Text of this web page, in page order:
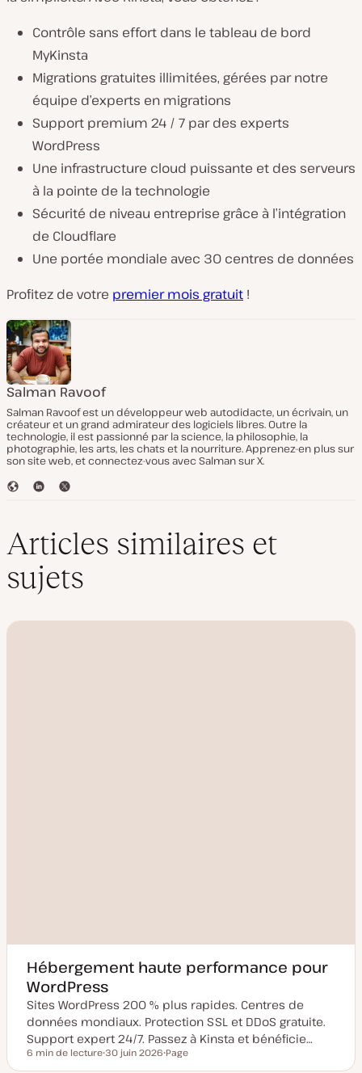
Contrôle sans effort dans le tableau de bord
MyKinsta
Migrations gratuites illimitées, gérées par notre
équipe d’experts en migrations
Support premium 24 / 7 par des experts
WordPress
Une infrastructure cloud puissante et des serveurs
à la pointe de la technologie
Sécurité de niveau entreprise grâce à l’intégration
de Cloudflare
Une portée mondiale avec 30 centres de données
Profitez de votre premier mois gratuit !
Salman Ravoof
Salman Ravoof est un développeur web autodidacte, un écrivain, un
créateur et un grand admirateur des logiciels libres. Outre la
technologie, il est passionné par la science, la philosophie, la
photographie, les arts, les chats et la nourriture. Apprenez-en plus sur
son site web, et connectez-vous avec Salman sur X.
S
W
b
L
e
d
I
n
T
t
r
Articles similaires et
sujets
Hébergement haute performance pour
WordPress
Sites WordPress 200 % plus rapides. Centres de
données mondiaux. Protection SSL et DDoS gratuite.
Support expert 24/7. Passez à Kinsta et bénéficie…
Temps de lecture
6 min de lecture 30 juin 2026 Page